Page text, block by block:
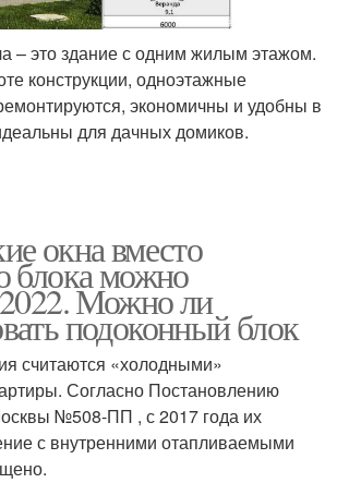
– это здание с одним жилым этажом.
конструкции, одноэтажные
экономичны и удобны в
для дачных домиков.
окна вместо
блока можно
Можно ли
подоконный блок
считаются «холодными»
Согласно Постановлению
№508-ПП , с 2017 года их
с внутренними отапливаемыми